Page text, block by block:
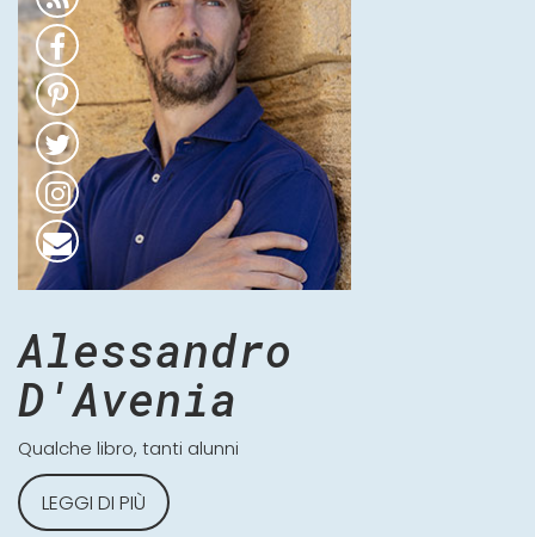
Alessandro
D'Avenia
Qualche libro, tanti alunni
LEGGI DI PIÙ